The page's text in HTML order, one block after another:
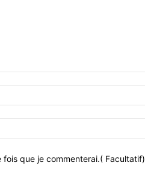
que je commenterai.( Facultatif)